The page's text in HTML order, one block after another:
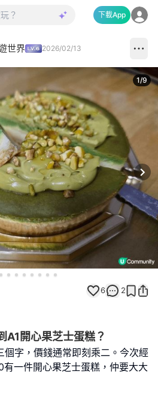
下載App
世界 2026/02/13
1/9
6 2
A1開心果芝士蛋糕？
個字，價錢通常即刻乘二。今次經
一件開心果芝士蛋糕，仲要大大